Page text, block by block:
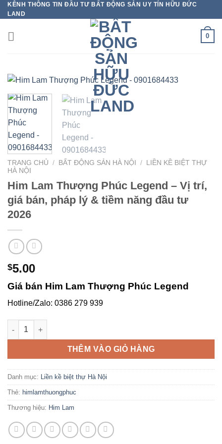
Bỏ
qua
nội
dung
KÊNH THÔNG TIN ĐẦU TƯ BẤT ĐỘNG SẢN UY TÍN HỮU ĐỨC
LAND
0
TRANG CHỦ / BẤT ĐỘNG SẢN HÀ NỘI /
LIỀN KỀ BIỆT THỰ
HÀ NỘI
Him Lam Thượng Phúc Legend – Vị trí,
giá bán, pháp lý & tiềm năng đầu tư
2026
$5.00
Giá bán Him Lam Thượng Phúc Legend
Hotline/Zalo: 0386 279 939
Him Lam Thượng Phúc Legend – Vị trí, giá bán, pháp lý &
THÊM VÀO GIỎ HÀNG
Danh mục: Liền kề biệt thự Hà Nội
Thẻ: himlamthuongphuc
Thương hiệu: Him Lam